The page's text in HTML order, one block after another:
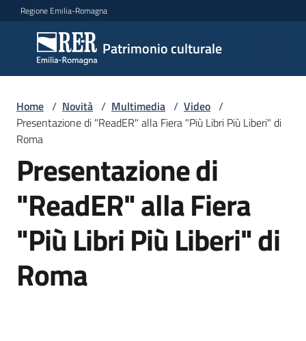
Vai al contenuto
Vai alla navigazione
Vai al footer
Regione Emilia-Romagna
Patrimonio culturale
Patrimonio
culturale
Argomenti
Novità
Servizi
Leggi
Atti
Home / Novità / Multimedia / Video /
Presentazione di "ReadER" alla Fiera "Più Libri Più Liberi" di
Roma
Presentazione di
"ReadER" alla Fiera
"Più Libri Più Liberi" di
Roma